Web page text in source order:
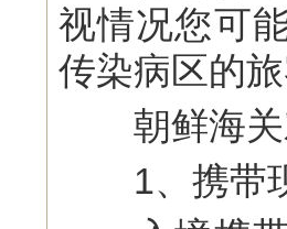
视情况您可
传染病区的
朝鲜海关
1、携带